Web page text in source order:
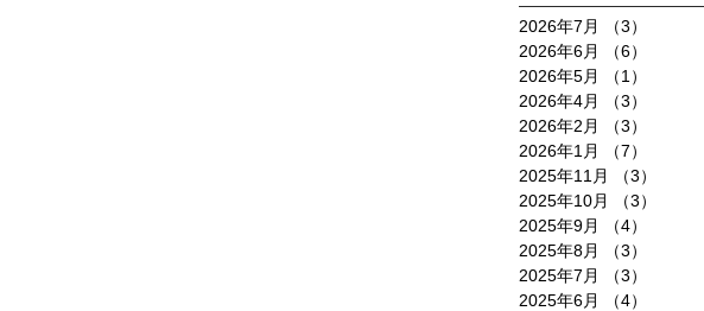
2026年7月 （3）
2026年6月
（6）
2026年5月
（1）
2026年4月
（3）
2026年2月
（3）
2026年1月
（7）
2025年11月
（3）
2025年10月
（3）
2025年9月
（4）
2025年8月
（3）
2025年7月
（3）
2025年6月
（4）